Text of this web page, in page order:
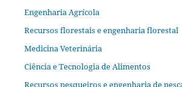
Engenharia Agrícola
Recursos florestais e engenharia florestal
Medicina Veterinária
Ciência e Tecnologia de Alimentos
Recursos pesqueiros e engenharia de